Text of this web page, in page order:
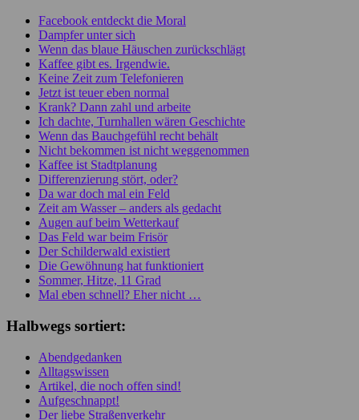
Facebook entdeckt die Moral
Dampfer unter sich
Wenn das blaue Häuschen zurückschlägt
Kaffee gibt es. Irgendwie.
Keine Zeit zum Telefonieren
Jetzt ist teuer eben normal
Krank? Dann zahl und arbeite
Ich dachte, Turnhallen wären Geschichte
Wenn das Bauchgefühl recht behält
Nicht bekommen ist nicht weggenommen
Kaffee ist Stadtplanung
Differenzierung stört, oder?
Da war doch mal ein Feld
Zeit am Wasser – anders als gedacht
Augen auf beim Wetterkauf
Das Feld war beim Frisör
Der Schilderwald existiert
Die Gewöhnung hat funktioniert
Sommer, Hitze, 11 Grad
Mal eben schnell? Eher nicht …
Halbwegs sortiert:
Abendgedanken
Alltagswissen
Artikel, die noch offen sind!
Aufgeschnappt!
Der liebe Straßenverkehr